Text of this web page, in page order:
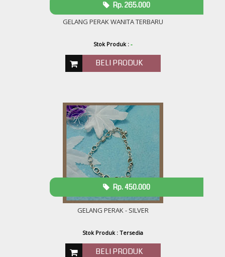
GELANG PERAK WANITA TERBARU
Rp. 265.000
Stok Produk : -
BELI PRODUK
GELANG PERAK - SILVER
Rp. 450.000
Stok Produk : Tersedia
BELI PRODUK